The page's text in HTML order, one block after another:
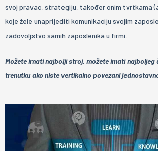
svoj pravac, strategiju, također onim tvrtkama
koje žele unaprijediti komunikaciju svojim
zadovoljstvo samih zaposlenika u firmi.
Možete imati najbolji stroj, možete imati najboljeg
trenutku ako niste vertikalno povezani